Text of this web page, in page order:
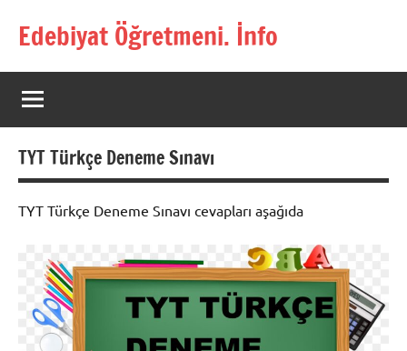
Edebiyat Öğretmeni. İnfo
Türkçe,
Türk
Dili
ve
Öğretmenlerinin
Kaynak
TYT Türkçe Deneme Sınavı
TYT Türkçe Deneme Sınavı cevapları aşağıda